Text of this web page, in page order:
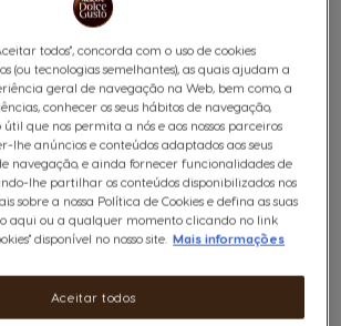
para todos os consumidores, maiores de
em Portugal Continental ou nas Regiões
e dos Açores, que comprem na loja
gusto.pt 16 embalagens de
Dolce Gusto® NEO.
devem cumprir os seguintes
embalagens de cápsulas
Gusto® NEO durante o período desta
campanha exclusiva online.
todos", concorda com o uso de cookies
(ou tecnologias semelhantes), as quais ajudam a
geral de navegação na Web, bem como, a
conhecer os seus hábitos de navegação,
que nos permita a nós e aos nossos parceiros
lhe anúncios e conteúdos adaptados aos seus
navegação, e ainda fornecer funcionalidades de
lhe partilhar os conteúdos disponibilizados nos
sobre a nossa Política de Cookies e defina as suas
aqui ou a qualquer momento clicando no link
disponível no nosso site. Mais informações
Aceitar todos